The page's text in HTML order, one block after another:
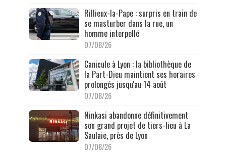
Rillieux-la-Pape : surpris en train de
se masturber dans la rue, un
homme interpellé
07/08/26
Canicule à Lyon : la bibliothèque de
la Part-Dieu maintient ses horaires
prolongés jusqu'au 14 août
07/08/26
Ninkasi abandonne définitivement
son grand projet de tiers-lieu à La
Saulaie, près de Lyon
07/08/26